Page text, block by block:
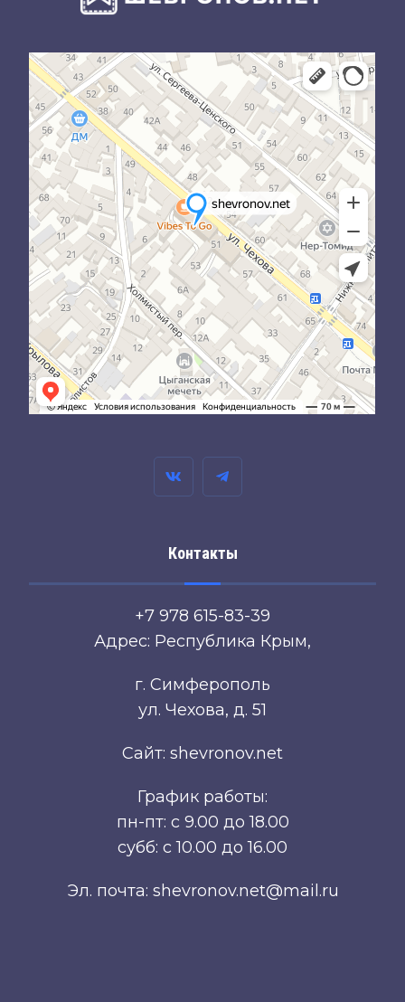
Контакты
+7 978 615-83-39
Адрес: Республика Крым,
г. Симферополь
ул. Чехова, д. 51
Сайт: shevronov.net
График работы:
пн-пт: с 9.00 до 18.00
субб: с 10.00 до 16.00
Эл. почта: shevronov.net@mail.ru